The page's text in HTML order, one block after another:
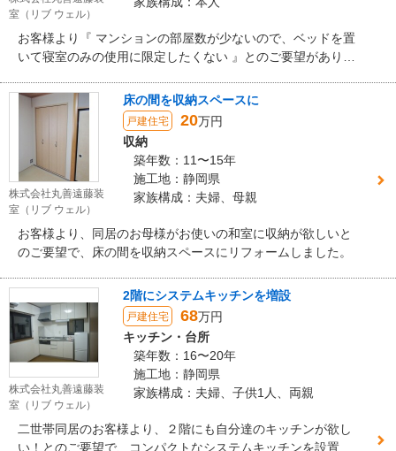
室（リブ ウェル）
お客様より『 マンションの部屋数が少ないので、ベッドを置
いて寝室のみの使用に限定したくない 』とのご要望があり、
ができるので、就寝時以外もお部屋を有効活用できます。
株式会社丸善遠藤装
室（リブ ウェル）
床の間を収納スペースに
戸建住宅 20万円
収納
築年数：11〜15年
施工地：静岡県
家族構成：夫婦、母親
お客様より、同居のお母様がお使いの和室に収納が欲しいと
のご要望で、床の間を収納スペースにリフォームしました。
株式会社丸善遠藤装
室（リブ ウェル）
2階にシステムキッチンを増設
戸建住宅 68万円
キッチン・台所
築年数：16〜20年
施工地：静岡県
家族構成：夫婦、子供1人、両親
二世帯同居のお客様より、２階にも自分達のキッチンが欲し
い！とのご要望で、コンパクトなシステムキッチンを設置し